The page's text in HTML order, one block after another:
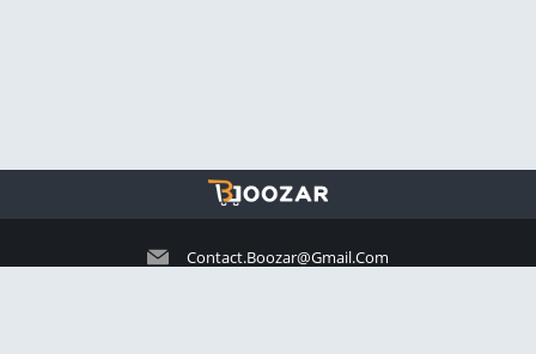
Contact.boozar@gmail.com